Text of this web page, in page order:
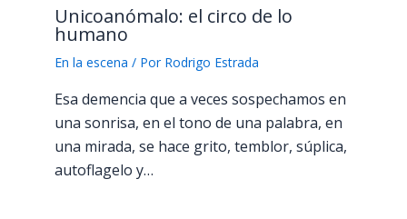
Unicoanómalo: el circo de lo
humano
En la escena / Por Rodrigo Estrada
Esa demencia que a veces sospechamos en
una sonrisa, en el tono de una palabra, en
una mirada, se hace grito, temblor, súplica,
autoflagelo y…